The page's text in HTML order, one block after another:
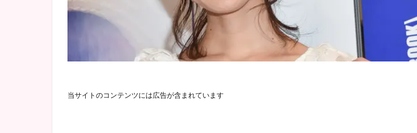
当サイトのコンテンツには広告が含まれています